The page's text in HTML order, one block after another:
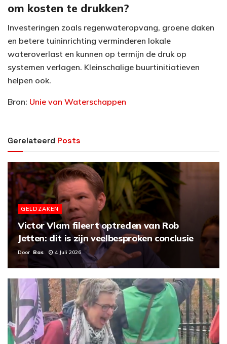
om kosten te drukken?
Investeringen zoals regenwateropvang, groene daken
en betere tuininrichting verminderen lokale
wateroverlast en kunnen op termijn de druk op
systemen verlagen. Kleinschalige buurtinitiatieven
helpen ook.
Bron: Unie van Waterschappen
Gerelateerd Posts
GELDZAKEN
Victor Vlam fileert optreden van Rob
Jetten: dit is zijn veelbesproken conclusie
Door Bas 4 Juli 2026